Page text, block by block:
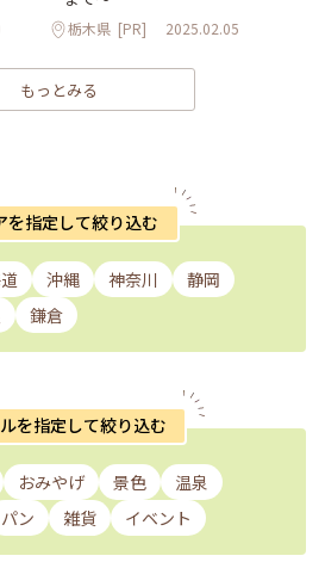
栃木県 [PR] 2025.02.05
もっとみる
を指定して絞り込む
沖縄 神奈川
静岡
鎌倉
を指定して絞り込む
おみやげ 景色
温泉
パン 雑貨 イベント